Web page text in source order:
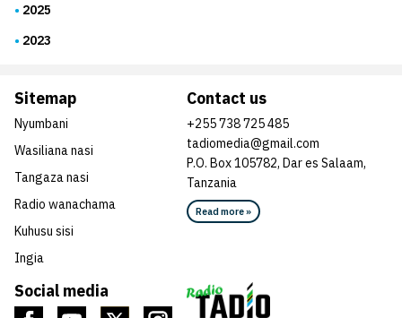
2025
2023
Social media
Sitemap
Nyumbani
Wasiliana nasi
Tangaza nasi
Radio wanachama
Kuhusu sisi
Ingia
Contact us
+255 738 725 485
tadiomedia@gmail.com
P.O. Box 105782, Dar es Salaam,
Tanzania
Read more »